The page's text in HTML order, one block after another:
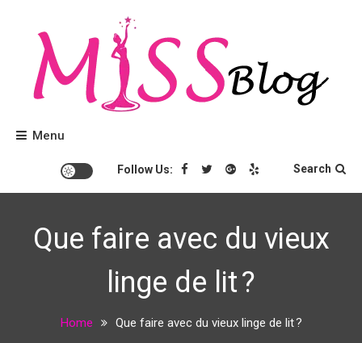
Miss Blog
Menu
Follow Us: Search
Que faire avec du vieux
linge de lit ?
Home Que faire avec du vieux linge de lit ?